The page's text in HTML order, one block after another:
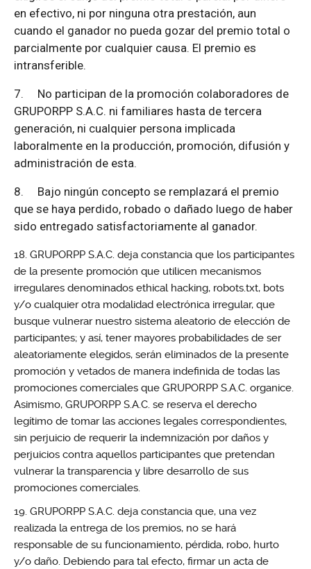
en efectivo, ni por ninguna otra prestación, aun
cuando el ganador no pueda gozar del premio total o
parcialmente por cualquier causa. El premio es
intransferible.
7. No participan de la promoción colaboradores de
GRUPORPP S.A.C. ni familiares hasta de tercera
generación, ni cualquier persona implicada
laboralmente en la producción, promoción, difusión y
administración de esta.
8. Bajo ningún concepto se remplazará el premio
que se haya perdido, robado o dañado luego de haber
sido entregado satisfactoriamente al ganador.
GRUPORPP S.A.C. deja constancia que los participantes
de la presente promoción que utilicen mecanismos
irregulares denominados ethical hacking, robots.txt, bots
y/o cualquier otra modalidad electrónica irregular, que
busque vulnerar nuestro sistema aleatorio de elección de
participantes; y así, tener mayores probabilidades de ser
aleatoriamente elegidos, serán eliminados de la presente
promoción y vetados de manera indefinida de todas las
promociones comerciales que GRUPORPP S.A.C. organice.
Asimismo, GRUPORPP S.A.C. se reserva el derecho
legítimo de tomar las acciones legales correspondientes,
sin perjuicio de requerir la indemnización por daños y
perjuicios contra aquellos participantes que pretendan
vulnerar la transparencia y libre desarrollo de sus
promociones comerciales.
GRUPORPP S.A.C. deja constancia que, una vez
realizada la entrega de los premios, no se hará
responsable de su funcionamiento, pérdida, robo, hurto
y/o daño. Debiendo para tal efecto, firmar un acta de